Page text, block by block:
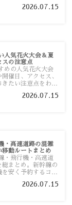
2026.07.15
人気花火大会＆夏
スの注意点
めの人気花火大会
催日、アクセス、
たい注意点をわか
2026.07.15
・高速道路の混雑
移動ルートまとめ
・飛行機・高速道
まとめ。新幹線の
安く予約するコ
説します。2026.07.15